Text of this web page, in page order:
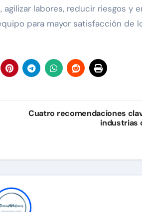
labores, reducir riesgos y
para mayor satisfacción de
Cuatro recomendaciones
industrias